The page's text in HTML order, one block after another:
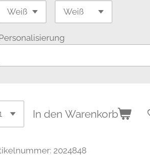
In den Warenkorb
2024848